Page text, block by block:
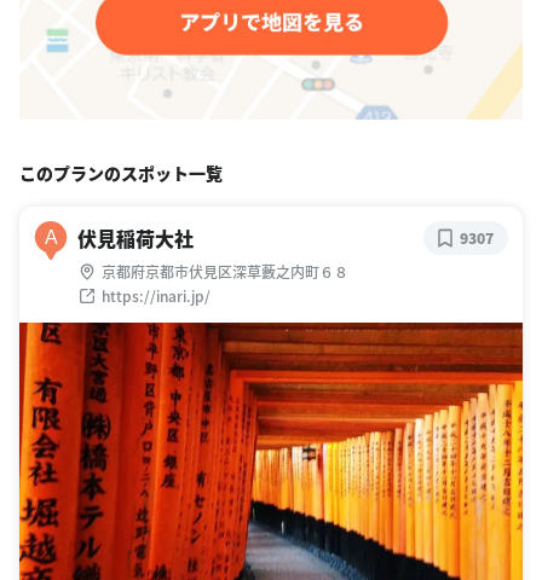
このプランのスポット一覧
A 伏見稲荷大社
京都府京都市伏見区深草藪之内町６８
https://inari.jp/
9307